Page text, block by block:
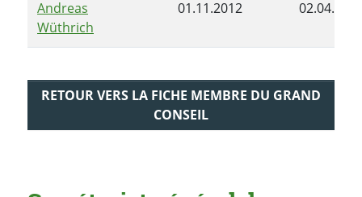
Andreas
Wüthrich
01.11.2012
RETOUR VERS LA FICHE MEMBRE DU GRAND
CONSEIL